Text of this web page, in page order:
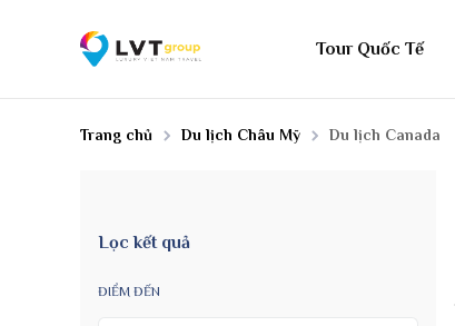
Tour Quốc Tế
Trang chủ Du lịch Châu Mỹ Du lịch Canada
Lọc kết quả
ĐIỂM ĐẾN